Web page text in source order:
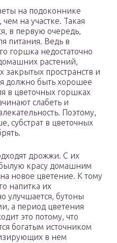
на подоконнике
на участке. Такая
в первую очередь,
питания. Ведь в
горшка недостаточно
растений,
закрытых пространств и
должно быть хорошее
в цветочных горшках
слабеть и
Поэтому,
субстрат в цветочных
дрожжи. С их
красу домашним
новое цветение. К тому
напитка их
улучшается, бутоны
а период цветения
это потому, что
богатым источником
в нем